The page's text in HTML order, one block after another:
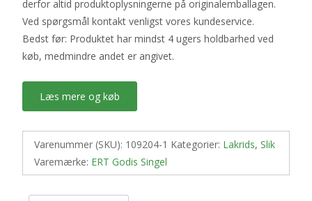
derfor altid produktoplysningerne på originalemballagen.
Ved spørgsmål kontakt venligst vores kundeservice.
Bedst før: Produktet har mindst 4 ugers holdbarhed ved
køb, medmindre andet er angivet.
Læs mere og køb
Varenummer (SKU): 109204-1 Kategorier: Lakrids, Slik
Varemærke: ERT Godis Singel